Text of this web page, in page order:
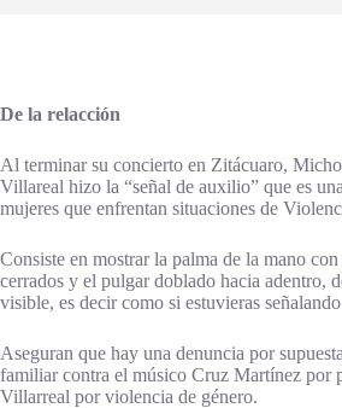
De la relacción
Al terminar su concierto en Zitácuaro,
Villareal hizo la “señal de auxilio” que es
mujeres que enfrentan situaciones de
Consiste en mostrar la palma de la mano
cerrados y el pulgar doblado hacia adentro,
visible, es decir como si estuvieras
Aseguran que hay una denuncia por
familiar contra el músico Cruz Martínez por
Villarreal por violencia de género.